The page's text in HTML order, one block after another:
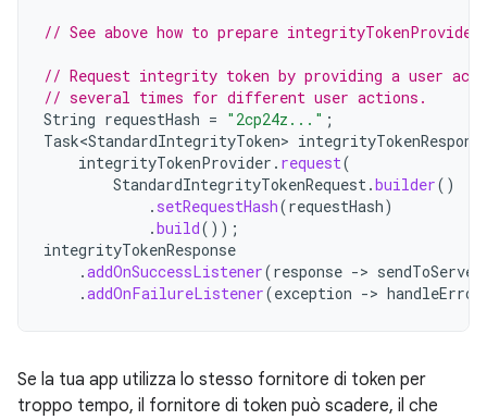
// See above how to prepare
// Request integrity token by providing a user
// several times for different user actions.
String requestHash = "2cp24z..." ;
Task<StandardIntegrityToken>
integrityTokenProvider . request(
StandardIntegrityTokenRequest.builder()
. setRequestHash(requestHash)
.build());
integrityTokenResponse
.addOnSuccessListener(response -> sendToServer
.addOnFailureListener(exception -> handleError
Se la tua app utilizza lo stesso fornitore di token per
troppo tempo, il fornitore di token può scadere, il che